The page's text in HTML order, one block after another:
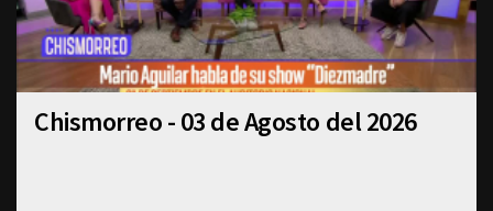
Chismorreo - 03 de Agosto del 2026